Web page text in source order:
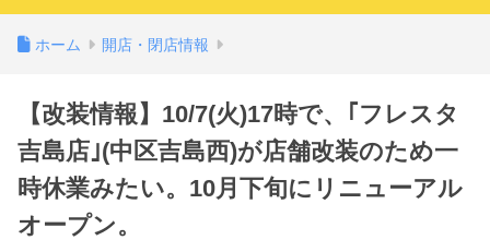
ホーム 開店・閉店情報
【改装情報】10/7(火)17時で、｢フレスタ
吉島店｣(中区吉島西)が店舗改装のため一
時休業みたい。10月下旬にリニューアル
オープン。